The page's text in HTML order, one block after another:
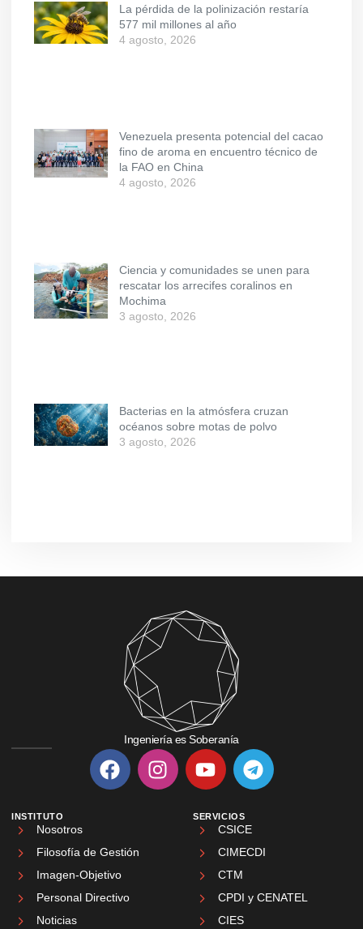
La pérdida de la polinización restaría
577 mil millones al año
4 agosto, 2026
Venezuela presenta potencial del cacao
fino de aroma en encuentro técnico de
la FAO en China
4 agosto, 2026
Ciencia y comunidades se unen para
rescatar los arrecifes coralinos en
Mochima
3 agosto, 2026
Bacterias en la atmósfera cruzan
océanos sobre motas de polvo
3 agosto, 2026
Ingeniería es Soberanía
INSTITUTO
Nosotros
Filosofía de Gestión
Imagen-Objetivo
Personal Directivo
Noticias
SERVICIOS
CSICE
CIMECDI
CTM
CPDI y CENATEL
CIES